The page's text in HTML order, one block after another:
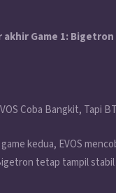
akhir Game 1: Bigetron
Coba Bangkit, Tapi
kedua, EVOS
tetap tampil